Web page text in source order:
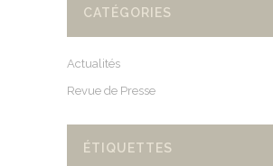
CATÉGORIES
Actualités
Revue de Presse
ÉTIQUETTES